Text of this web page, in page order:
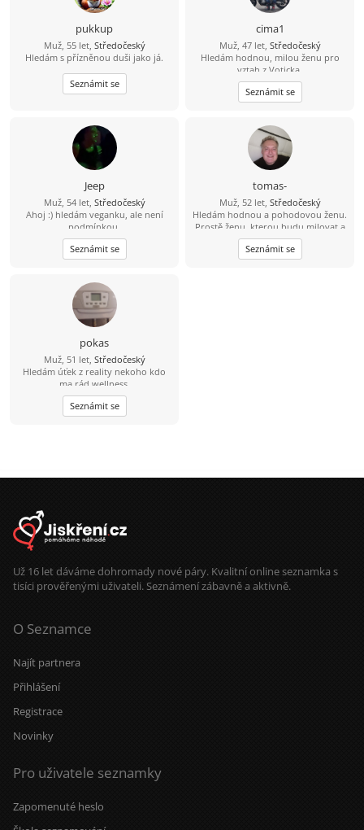
pukkup
Muž, 55 let, Středočeský
Hledám s přízněnou duši jako já.
Seznámit se
cima1
Muž, 47 let, Středočeský
Hledám hodnou, milou ženu pro
vztah z Voticka.
Seznámit se
Jeep
Muž, 54 let, Středočeský
Ahoj :) hledám veganku, ale není
podmínkou.
Seznámit se
tomas-
Muž, 52 let, Středočeský
Hledám hodnou a pohodovou ženu.
Prostě ženu, kterou budu milovat a
budu se na ní těšit.
Seznámit se
pokas
Muž, 51 let, Středočeský
Hledám úťek z reality nekoho kdo
ma rád wellness.
Seznámit se
Už 16 let dáváme dohromady nové páry. Kvalitní online seznamka s
tisíci prověřenými uživateli. Seznámení zábavně a aktivně.
O Seznamce
Najít partnera
Přihlášení
Registrace
Novinky
Pro uživatele seznamky
Zapomenuté heslo